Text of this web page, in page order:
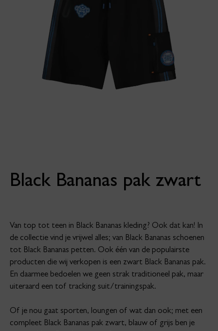
Black Bananas pak zwart
Van top tot teen in Black Bananas kleding? Ook dat kan! In
de collectie vind je vrijwel alles; van Black Bananas schoenen
tot Black Bananas petten. Ook één van de populairste
producten die wij verkopen is een zwart Black Bananas pak.
En daarmee bedoelen we geen strak traditioneel pak, maar
uiteraard een tof tracking suit/trainingspak.
Of je nou gaat sporten, loungen of wat dan ook; met een
compleet Black Bananas pak zwart, blauw of grijs ben je